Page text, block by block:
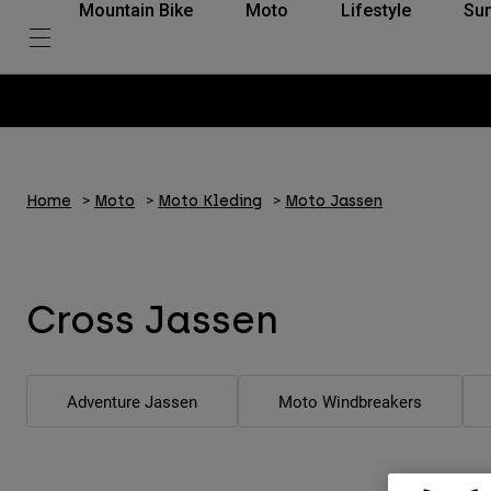
Mountain Bike Moto Lifestyle
Home Moto Moto Kleding Moto Jassen
Cross Jassen
Adventure Jassen Moto Windbreakers